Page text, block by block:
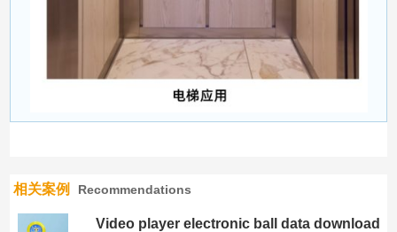
相关案例 Recommendations
Video player electronic ball data download